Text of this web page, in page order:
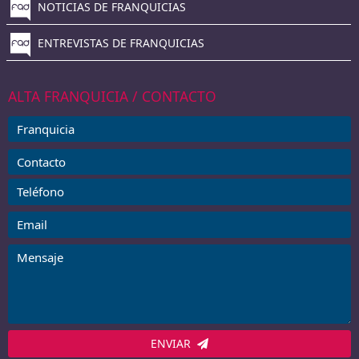
NOTICIAS DE FRANQUICIAS
ENTREVISTAS DE FRANQUICIAS
ALTA FRANQUICIA / CONTACTO
ENVIAR